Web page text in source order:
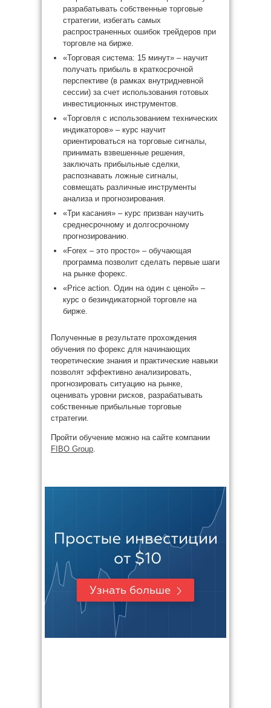
разрабатывать собственные торговые
стратегии, избегать самых
распространенных ошибок трейдеров при
торговле на бирже.
«Торговая система: 15 минут» – научит
получать прибыль в краткосрочной
перспективе (в рамках внутридневной
сессии) за счет использования готовых
инвестиционных инструментов.
«Торговля с использованием технических
индикаторов» – курс научит
ориентироваться на торговые сигналы,
принимать взвешенные решения,
заключать прибыльные сделки,
распознавать ложные сигналы,
совмещать различные инструменты
анализа и прогнозирования.
«Три касания» – курс призван научить
среднесрочному и долгосрочному
прогнозированию.
«Forex – это просто» – обучающая
программа позволит сделать первые шаги
на рынке форекс.
«Price action. Один на один с ценой» –
курс о безиндикаторной торговле на
бирже.
Полученные в результате прохождения
обучения по форекс для начинающих
теоретические знания и практические навыки
позволят эффективно анализировать,
прогнозировать ситуацию на рынке,
оценивать уровни рисков, разрабатывать
собственные прибыльные торговые
стратегии.
Пройти обучение можно на сайте компании
FIBO Group.